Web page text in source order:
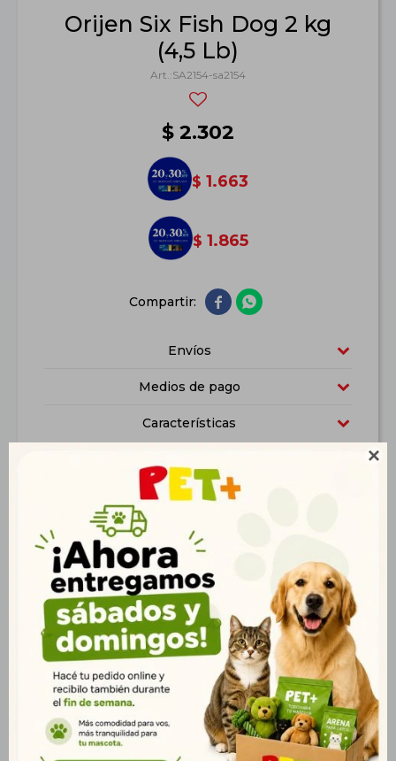

Orijen Six Fish Dog 2 kg
(4,5 Lb)
SA2154-sa2154
$ 2.302
$ 1.663
$ 1.865
 
Envíos
Medios de pago
Características
Productos que te pueden interesar